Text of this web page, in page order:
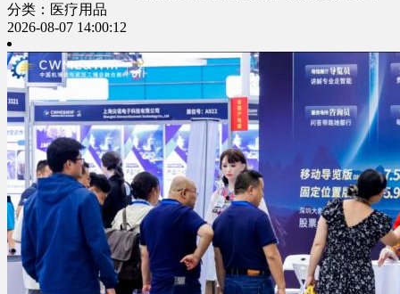
分类：医疗用品
2026-08-07 14:00:12